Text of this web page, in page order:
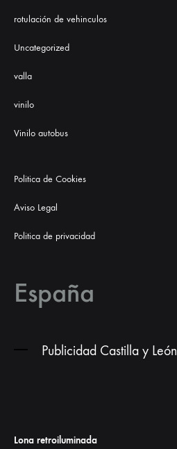
rotulación de vehinculos
Uncategorized
valla
vinilo
Vinilo autobus
Politica de Cookies
Aviso Legal
Politica de privacidad
España
Publicidad Castilla y León
Lona retroiluminada